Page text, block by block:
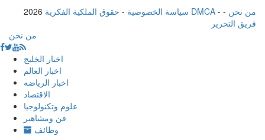
2026
سياسة الخصوصية - حقوق الملكية الفكرية DMCA - من نحن -
فريق التحرير
من نحن
اخبار الخليج
اخبار العالم
اخبار الرياضه
الاقتصاد
علوم وتكنولوجيا
فن ومشاهير
وظائف